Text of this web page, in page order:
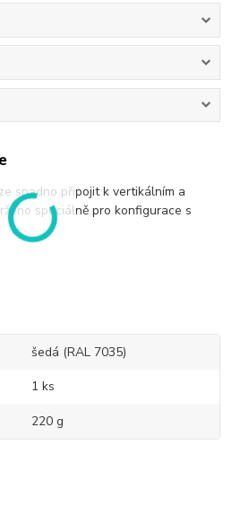
snadno připojit k vertikálním a
speciálně pro konfigurace s
šedá (RAL 7035)
1 ks
220 g